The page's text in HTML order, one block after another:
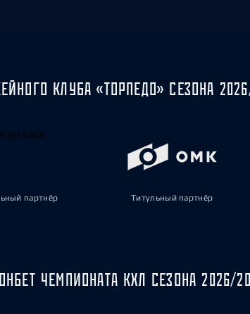
КЛУБА «ТОРПЕДО» СЕЗОНА
партнёр Титульный партнёр
ЧЕМПИОНАТА КХЛ СЕЗОНА 2026/